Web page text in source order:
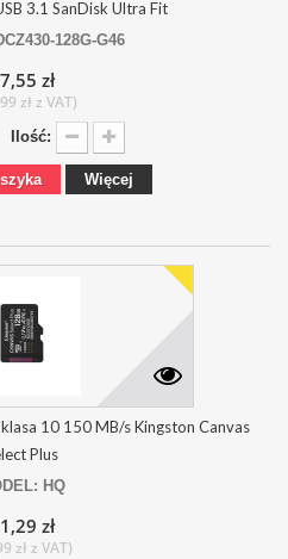
3.1 SanDisk Ultra Fit
128G-G46
zł
zł z VAT)
Ilość:
Więcej
10 150 MB/s Kingston Canvas
Plus
HQ
zł
zł z VAT)